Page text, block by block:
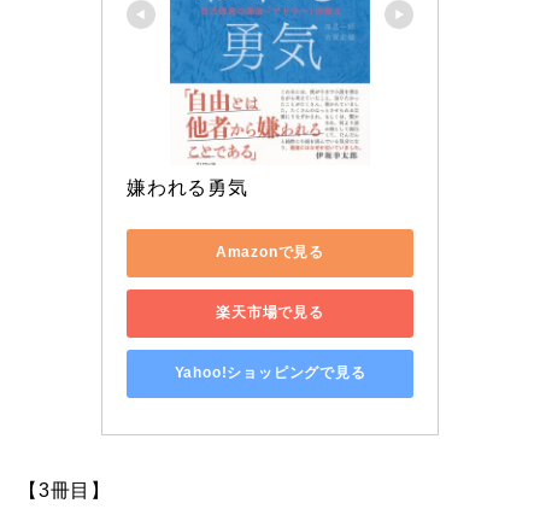
嫌われる勇気
Amazonで見る
楽天市場で見る
Yahoo!ショッピングで見る
【3冊目】